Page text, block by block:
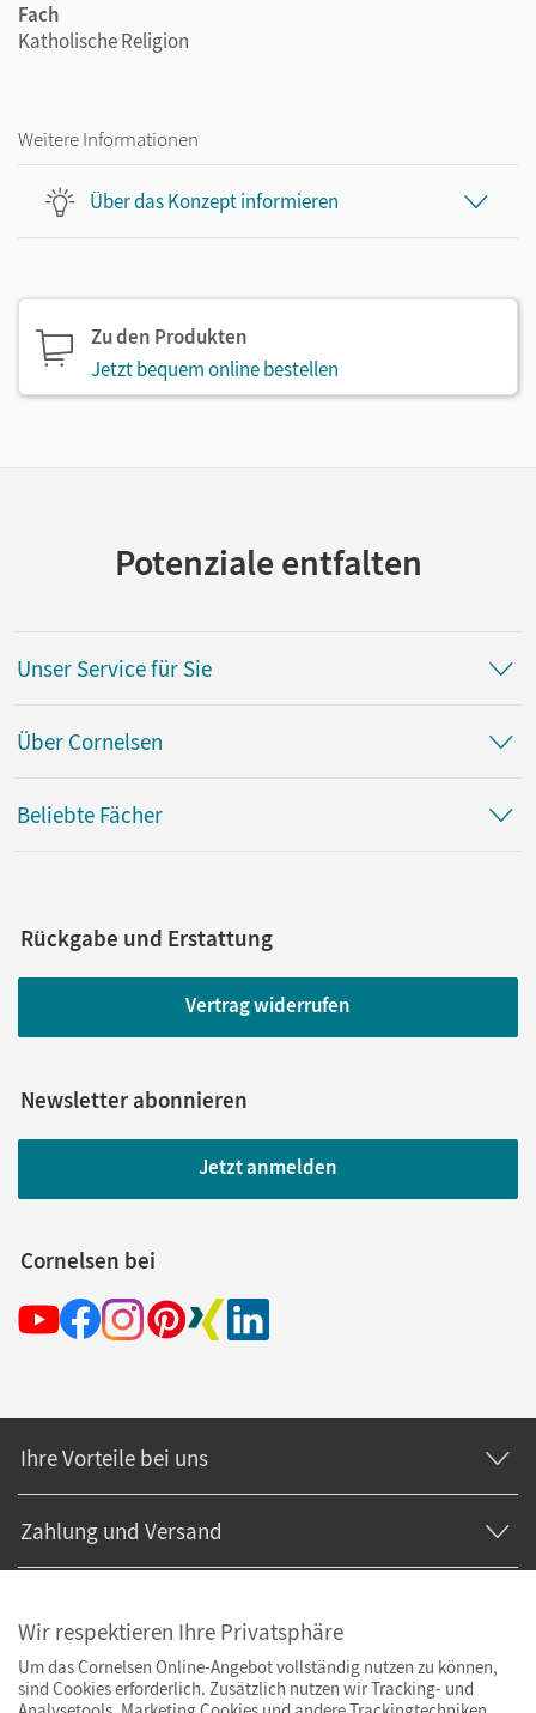
Fach
Katholische Religion
Weitere Informationen
Über das Konzept informieren
Zu den Produkten
Jetzt bequem online bestellen
Potenziale entfalten
Unser Service für Sie
Über Cornelsen
Beliebte Fächer
Rückgabe und Erstattung
Vertrag widerrufen
Newsletter abonnieren
Jetzt anmelden
Cornelsen bei
Ihre Vorteile bei uns
Zahlung und Versand
Wir respektieren Ihre Privatsphäre
Um das Cornelsen Online-Angebot vollständig nutzen zu können,
sind Cookies erforderlich. Zusätzlich nutzen wir Tracking- und